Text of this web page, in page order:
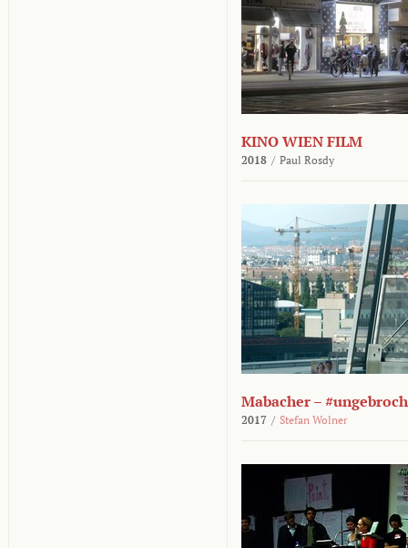
KINO WIEN FILM
2018 / Paul Rosdy
Mabacher –
2017 / Stefan Wolner